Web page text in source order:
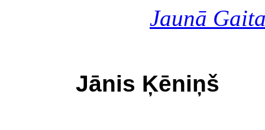
Jaunā
Jānis Ķēniņš